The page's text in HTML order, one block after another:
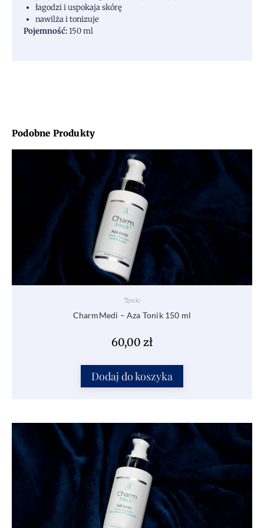
łagodzi i uspokaja skórę
nawilża i tonizuje
Pojemność:150 ml
Podobne Produkty
Toniki
CharmMedi – Aza Tonik 150 ml
60,00 zł
Dodaj do koszyka